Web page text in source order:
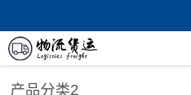
您的位置：首页>
产品分类2